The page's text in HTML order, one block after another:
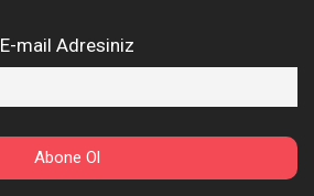
E-mail Adresiniz